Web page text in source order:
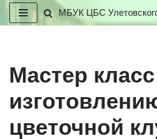
МБУК ЦБС
Мастер
цветочной